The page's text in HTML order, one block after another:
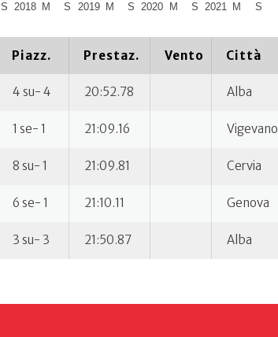
2018 2019 2020 2021
S M S M S M S M S
Piazz. Prestaz. Vento Città
4 su- 4 20:52.78 Alba
1 se- 1 21:09.16 Vigevano
8 su- 1 21:09.81 Cervia
6 se- 1 21:10.11 Genova
3 su- 3 21:50.87 Alba